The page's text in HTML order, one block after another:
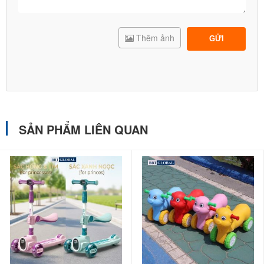
GỬI
Thêm ảnh
SẢN PHẨM LIÊN QUAN